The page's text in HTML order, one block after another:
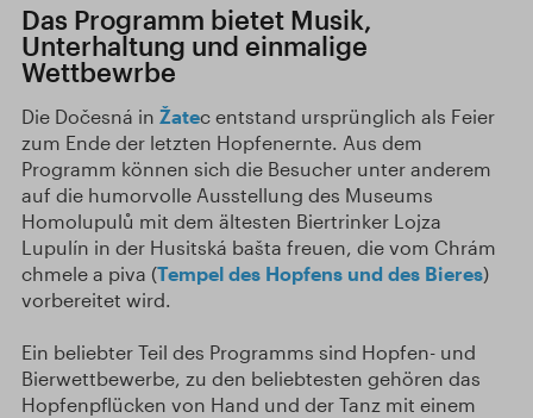
Das Programm bietet Musik,
Unterhaltung und einmalige
Wettbewrbe
Die Dočesná in Žatec entstand ursprünglich als Feier
zum Ende der letzten Hopfenernte. Aus dem
Programm können sich die Besucher unter anderem
auf die humorvolle Ausstellung des Museums
Homolupulů mit dem ältesten Biertrinker Lojza
Lupulín in der Husitská bašta freuen, die vom Chrám
chmele a piva (Tempel des Hopfens und des Bieres)
vorbereitet wird.
Ein beliebter Teil des Programms sind Hopfen- und
Bierwettbewerbe, zu den beliebtesten gehören das
Hopfenpflücken von Hand und der Tanz mit einem